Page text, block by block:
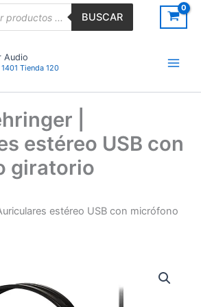
BUSCAR
Audio
Tienda 120
|
estéreo USB con
giratorio
estéreo USB con micrófono